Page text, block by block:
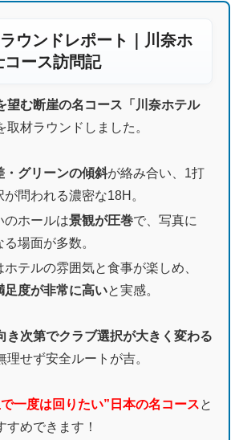
ウンドレポート｜川奈ホ
コース訪問記
望む断崖の名コース「川奈ホテル
取材ラウンドしました。
・グリーンの傾斜が絡み合い、1打
が問われる濃密な18H。
のホールは景観が圧巻で、写真に
場面が多数。
ホテルの雰囲気と食事が楽しめ、
足度が非常に高いと実感。
き次第でクラブ選択が大きく変わる
理せず安全ルートが吉。
一度は回りたい”日本の名コースと
すめできます！